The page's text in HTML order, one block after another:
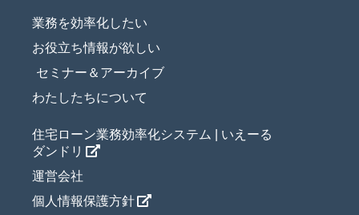
業務を効率化したい
お役立ち情報が欲しい
セミナー＆アーカイブ
わたしたちについて
住宅ローン業務効率化システム | いえーる
ダンドリ
運営会社
個人情報保護方針